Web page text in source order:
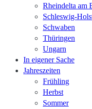
Rheindelta am
Schleswig-
Schwaben
Thüringen
Ungarn
In eigener Sache
Jahreszeiten
Frühling
Herbst
Sommer